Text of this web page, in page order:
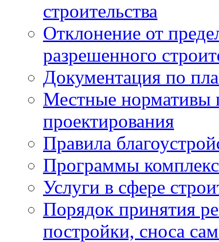
строительства
Отклонение от
разрешенного
Документация по
Местные нормативы
проектирования
Правила
Программы
Услуги в сфере
Порядок принятия
постройки, сноса